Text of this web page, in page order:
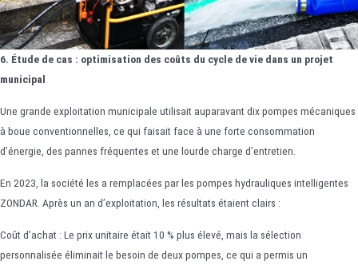
6. Étude de cas : optimisation des coûts du cycle de vie dans un projet
municipal
Une grande exploitation municipale utilisait auparavant dix pompes mécaniques
à boue conventionnelles, ce qui faisait face à une forte consommation
d’énergie, des pannes fréquentes et une lourde charge d’entretien.
En 2023, la société les a remplacées par les pompes hydrauliques intelligentes
ZONDAR. Après un an d’exploitation, les résultats étaient clairs :
Coût d’achat : Le prix unitaire était 10 % plus élevé, mais la sélection
personnalisée éliminait le besoin de deux pompes, ce qui a permis un